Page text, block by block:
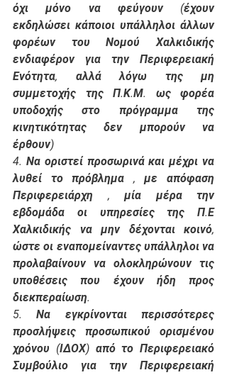
όχι μόνο να φεύγουν (έχουν
εκδηλώσει κάποιοι υπάλληλοι άλλων
φορέων του Νομού Χαλκιδικής
ενδιαφέρον για την Περιφερειακή
Ενότητα, αλλά λόγω της μη
συμμετοχής της Π.Κ.Μ. ως φορέα
υποδοχής στο πρόγραμμα της
κινητικότητας δεν μπορούν να
έρθουν)
4. Να οριστεί προσωρινά και μέχρι να
λυθεί το πρόβλημα , με απόφαση
Περιφερειάρχη , μία μέρα την
εβδομάδα οι υπηρεσίες της Π.Ε
Χαλκιδικής να μην δέχονται κοινό,
ώστε οι εναπομείναντες υπάλληλοι να
προλαβαίνουν να ολοκληρώνουν τις
υποθέσεις που έχουν ήδη προς
διεκπεραίωση.
5. Να εγκρίνονται περισσότερες
προσλήψεις προσωπικού ορισμένου
χρόνου (ΙΔΟΧ) από το Περιφερειακό
Συμβούλιο για την Περιφερειακή